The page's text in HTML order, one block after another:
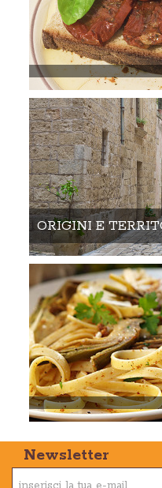
Olio Extravergine di Oliva
Leucades 250ml
ORIGINI E
Newsletter